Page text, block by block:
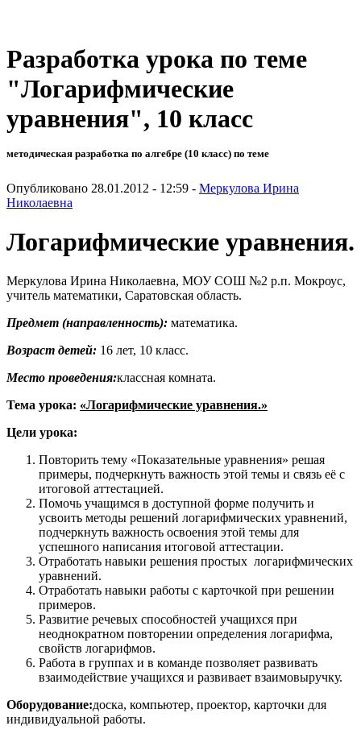
Разработка урока по теме
"Логарифмические
уравнения", 10 класс
методическая разработка по алгебре (10 класс) по теме
Опубликовано 28.01.2012 - 12:59 - Меркулова Ирина
Николаевна
Логарифмические уравнения.
Меркулова Ирина Николаевна, МОУ СОШ №2 р.п. Мокроус,
учитель математики, Саратовская область.
Предмет (направленность): математика.
Возраст детей: 16 лет, 10 класс.
Место проведения:классная комната.
Тема урока: «Логарифмические уравнения.»
Цели урока:
Повторить тему «Показательные уравнения» решая
примеры, подчеркнуть важность этой темы и связь её с
итоговой аттестацией.
Помочь учащимся в доступной форме получить и
усвоить методы решений логарифмических уравнений,
подчеркнуть важность освоения этой темы для
успешного написания итоговой аттестации.
Отработать навыки решения простых логарифмических
уравнений.
Отработать навыки работы с карточкой при решении
примеров.
Развитие речевых способностей учащихся при
неоднократном повторении определения логарифма,
свойств логарифмов.
Работа в группах и в команде позволяет развивать
взаимодействие учащихся и развивает взаимовыручку.
Оборудование:доска, компьютер, проектор, карточки для
индивидуальной работы.